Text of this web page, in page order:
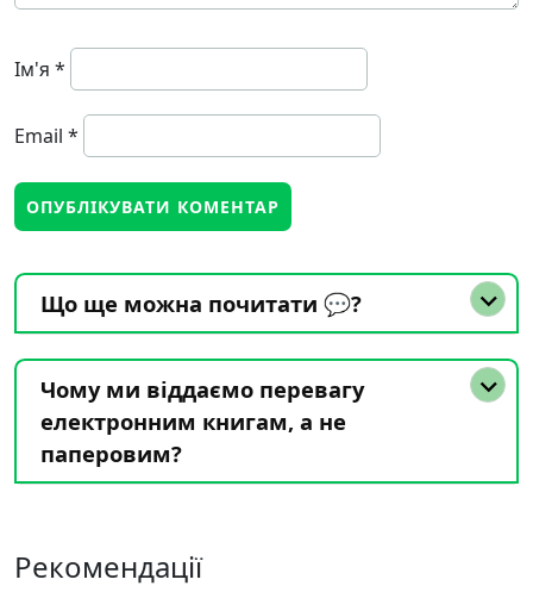
Ім'я *
Email *
Що ще можна почитати 💬?
Чому ми віддаємо перевагу
електронним книгам, а не
паперовим?
Рекомендації